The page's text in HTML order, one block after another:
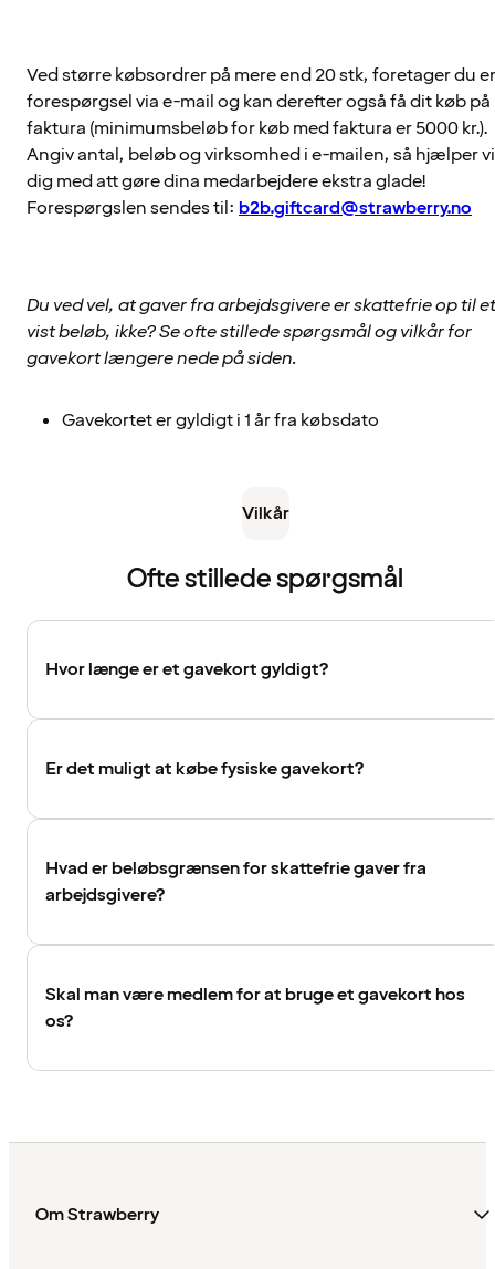
Ved større købsordrer på mere end 20 stk, foretager du
forespørgsel via e-mail og kan derefter også få dit køb på
faktura (minimumsbeløb for køb med faktura er 5000 kr.).
Angiv antal, beløb og virksomhed i e-mailen, så hjælper vi
dig med att gøre dina medarbejdere ekstra glade!
Forespørgslen sendes til: b2b.giftcard@strawberry.no
Du ved vel, at gaver fra arbejdsgivere er skattefrie op til et
vist beløb, ikke? Se ofte stillede spørgsmål og vilkår for
gavekort længere nede på siden.
Gavekortet er gyldigt i 1 år fra købsdato
Vilkår
Ofte stillede spørgsmål
Hvor længe er et gavekort gyldigt?
Er det muligt at købe fysiske gavekort?
Hvad er beløbsgrænsen for skattefrie gaver fra
arbejdsgivere?
Skal man være medlem for at bruge et gavekort hos
os?
Om Strawberry